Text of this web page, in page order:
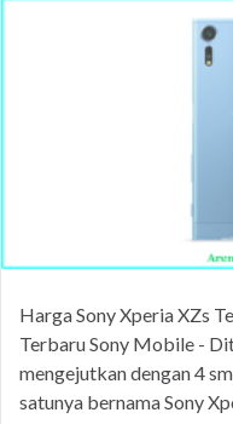
Harga Sony Xperia XZs
Terbaru Sony Mobile -
mengejutkan dengan 4
satunya bernama Sony